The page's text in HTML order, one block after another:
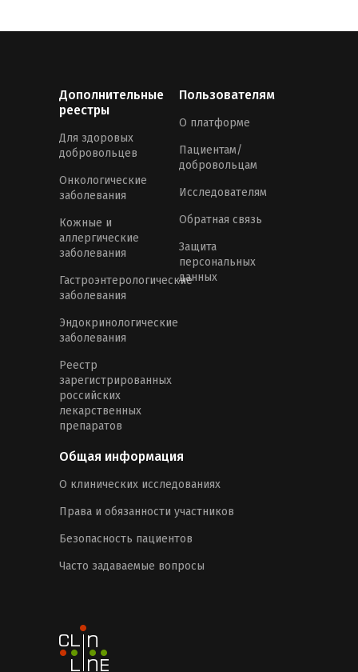
Дополнительные
реестры
Для здоровых
добровольцев
Онкологические
заболевания
Кожные и
аллергические
заболевания
Гастроэнтерологические
заболевания
Эндокринологические
заболевания
Реестр
зарегистрированных
российских
лекарственных
препаратов
Пользователям
О платформе
Пациентам/
добровольцам
Исследователям
Обратная связь
Защита
персональных
данных
Общая информация
О клинических исследованиях
Права и обязанности участников
Безопасность пациентов
Часто задаваемые вопросы